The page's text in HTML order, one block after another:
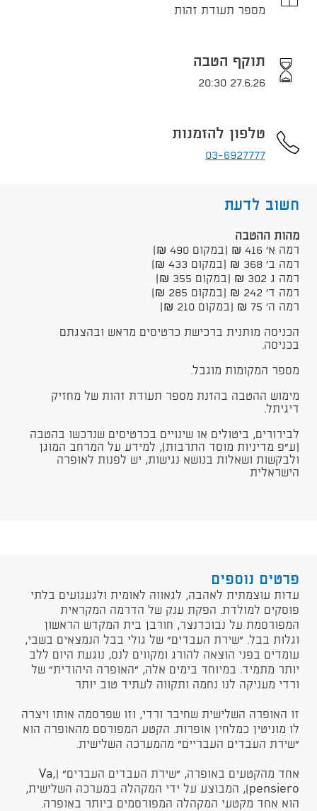
מספר תעודת זהות
תוקף הטבה
27.6.26 20:30
טלפון להזמנות
03-6927777
חשוב לדעת
​מהות ההטבה
רמה א' 416 ₪ (במקום 490 ₪)
רמה ב' 368 ₪ (במקום 433 ₪)
רמה ג 302 ₪ (במקום 355 ₪)
רמה ד' 242 ₪ (במקום 285 ₪)
רמה ה' 75 ₪​ (במקום 210 ₪)
הכניסה מותנית ברכישת כרטיסים מראש ובהצגתם
בכניסה.
מספר המקומות מוגבל.
מימוש ההטבה בהזנת מספר תעודת זהות של מחזיק
דיגיתל.
לבירורים, ביטולים או שינויים בכרטיסים שנרכשו בהטבה
(ע"פ מדיניות מוסד התרבות), למידע על המרחב המוגן
ולבקשות ושאלות בנושא נגישות, יש לפנות לאופרה
הישראלית
פרטים נוספים
​עדות עוצמתית לאהבה, לגאווה לאומית ולגעגועים בלתי
פוסקים למולדת. הפקת ענק של הדרמה המקראית
המפורסמת על נבוכדנצר, חורבן בית המקדש הראשון
וגלות בבל. "שירת העבדים" של גולי בבל הנמצאים בשבי,
עומדים בפני הוצאה להורג ומקווים לנס, נוגעת היום ללב
יותר מתמיד. במיוחד בימים אלה, "האופרה היהודית" של
ורדי מעניקה לנו נחמה ותקווה לעתיד טוב יותר
זו האופרה השלישית שחיבר ורדי, וזו שפרסמה אותו ויצרה
לו מוניטין כמלחין אופרות. הקטע המפורסם מהאופרה הוא
"שירת העבדים העבריים" מהמערכה השלישית.
אחד מהקטעים באופרה, "שירת העבדים העברים" (Va,
pensiero), המבוצע על ידי המקהלה במערכה השלישית,
הוא אחד מקטעי המקהלה המפורסמים ביותר באופרה.